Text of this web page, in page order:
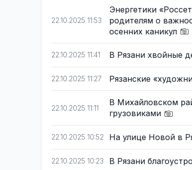
22.10.2025 11:53
Энергетики
родителям о
осенних каникул
22.10.2025 11:41 В Рязани хвойные
22.10.2025 11:27 Рязанские
22.10.2025 11:11
В Михайловском
грузовиками
22.10.2025 10:52 На улице Новой в
22.10.2025 10:23 В Рязани